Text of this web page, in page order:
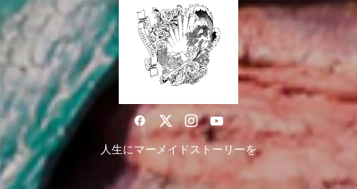
人生にマーメイドストーリーを